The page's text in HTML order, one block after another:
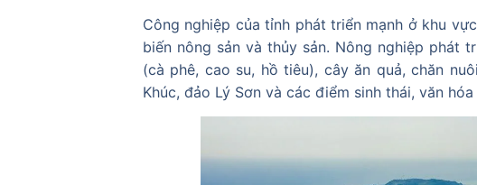
Công nghiệp của tỉnh phát triển mạnh ở khu
biến nông sản và thủy sản. Nông nghiệp phát
(cà phê, cao su, hồ tiêu), cây ăn quả, chăn
Khúc, đảo Lý Sơn và các điểm sinh thái, văn